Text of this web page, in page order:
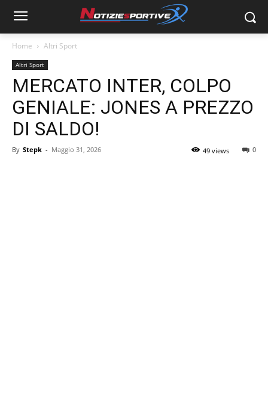
Home Altri Sport
Altri Sport
MERCATO INTER, COLPO
GENIALE: JONES A PREZZO
DI SALDO!
By Stepk - Maggio 31, 2026 0
49 views